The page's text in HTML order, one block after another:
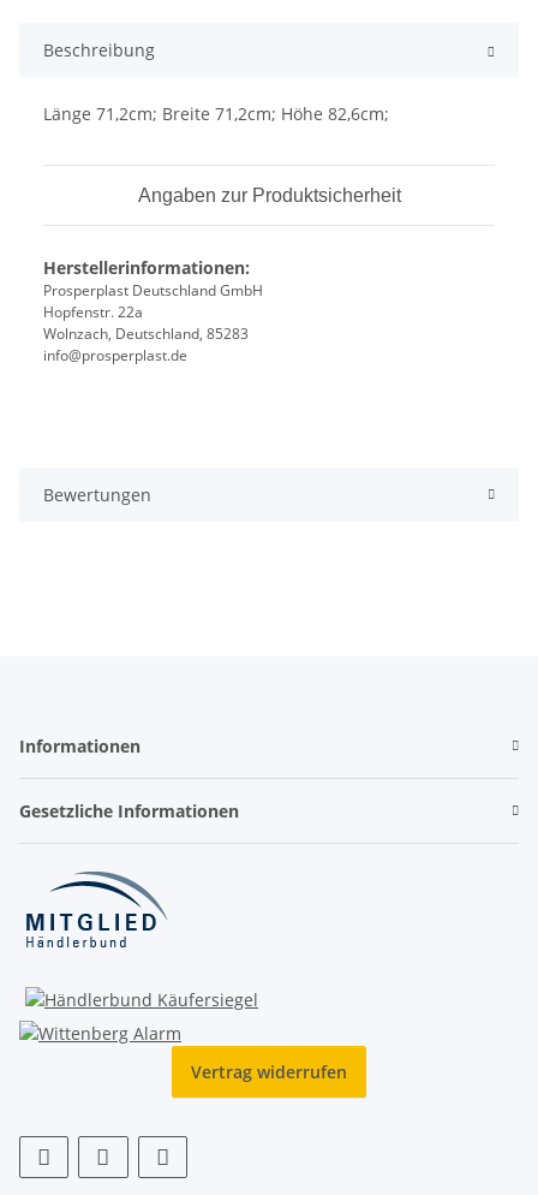
Beschreibung
Länge 71,2cm; Breite 71,2cm; Höhe 82,6cm;
Angaben zur Produktsicherheit
Herstellerinformationen:
Prosperplast Deutschland GmbH
Hopfenstr. 22a
Wolnzach, Deutschland, 85283
info@prosperplast.de
Bewertungen
Informationen
Gesetzliche Informationen
Vertrag widerrufen